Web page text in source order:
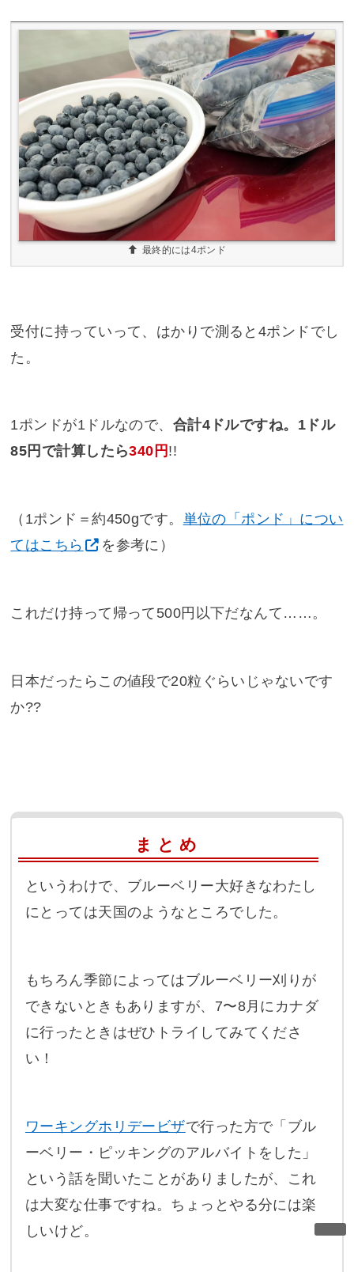
最終的には4ポンド
受付に持っていって、はかりで測ると4ポンドでし
た。
1ポンドが1ドルなので、 合計4ドルですね。1ドル
85円で計算したら340円 !!
（1ポンド＝約450gです。 単位の「ポンド」につい
てはこちら
を参考に）
これだけ持って帰って500円以下だなんて……。
日本だったらこの値段で20粒ぐらいじゃないです
か??
まとめ
というわけで、ブルーベリー大好きなわたし
にとっては天国のようなところでした。
もちろん季節によってはブルーベリー刈りが
できないときもありますが、7〜8月にカナダ
に行ったときはぜひトライしてみてくださ
い！
ワーキングホリデービザで行った方で「ブル
ーベリー・ピッキングのアルバイトをした」
という話を聞いたことがありましたが、これ
は大変な仕事ですね。ちょっとやる分には楽
しいけど。